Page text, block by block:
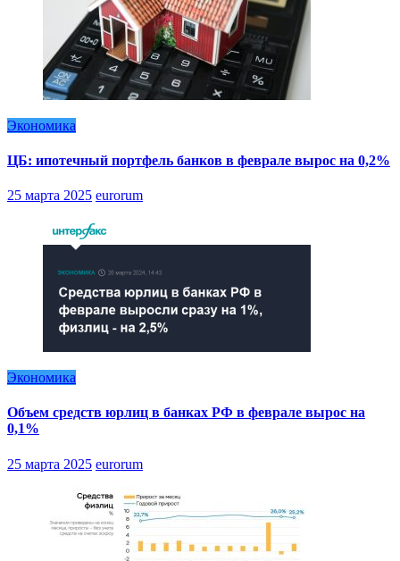
Экономика
ЦБ: ипотечный портфель банков в феврале вырос на 0,2%
25 марта 2025 eurorum
Экономика
Объем средств юрлиц в банках РФ в феврале вырос на
0,1%
25 марта 2025 eurorum